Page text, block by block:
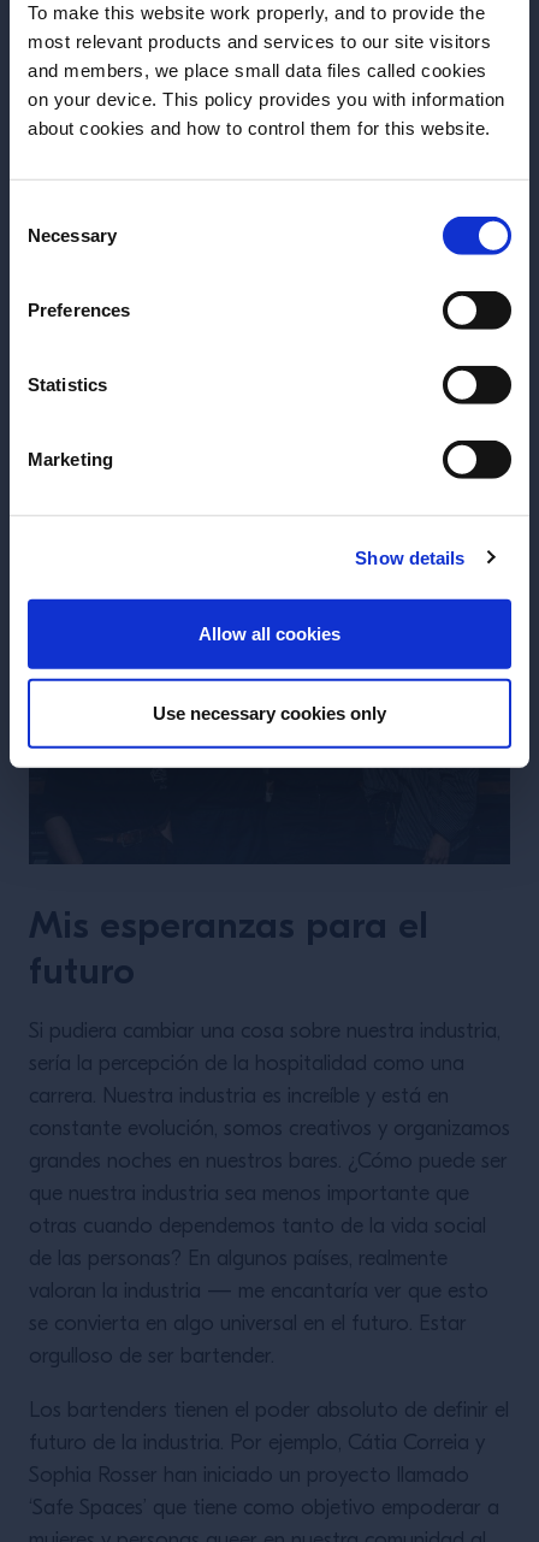
To make this website work properly, and to provide the
most relevant products and services to our site visitors
and members, we place small data files called cookies
on your device. This policy provides you with information
about cookies and how to control them for this website.
Selection
Necessary
Preferences
Statistics
Marketing
Show details
Allow all cookies
Use necessary cookies only
Antes de iniciar, necesitamos saber tu
ENTRAR
Para ayudar a la próxima generación, los líderes
deben asegurarse de ser accesibles para educar y
brindar orientación donde sea necesario. Tengo la
suerte de estar en Birmingham, ya que somos una
genuinamente emocionados de ver a cada uno de
nosotros tener éxito y construir una reputación para
la ciudad, para nosotros mismos y para la industria
en general.
Sería genial ver a más líderes de la industria
magistrales y tener una plataforma más grande para
guiar a la próxima generación, una especie de
Mis esperanzas para el
futuro
Si pudiera cambiar una cosa sobre nuestra industria,
sería la percepción de la hospitalidad como una
carrera. Nuestra industria es increíble y está en
constante evolución, somos creativos y organizamos
grandes noches en nuestros bares. ¿Cómo puede ser
que nuestra industria sea menos importante que
otras cuando dependemos tanto de la vida social
de las personas? En algunos países, realmente
valoran la industria — me encantaría ver que esto
se convierta en algo universal en el futuro. Estar
orgulloso de ser bartender.
Los bartenders tienen el poder absoluto de definir el
futuro de la industria. Por ejemplo, Cátia Correia y
Sophia Rosser han iniciado un proyecto llamado
‘Safe Spaces’ que tiene como objetivo empoderar a